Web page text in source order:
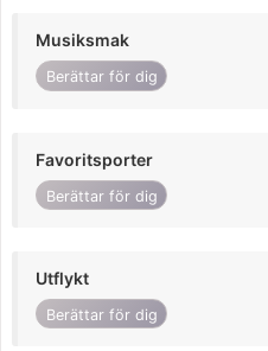
Musiksmak
Berättar för dig
Favoritsporter
Berättar för dig
Utflykt
Berättar för dig